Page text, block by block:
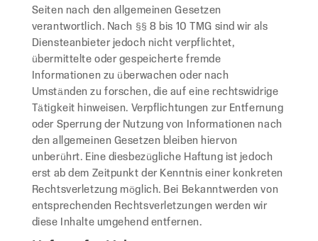
Seiten nach den allgemeinen Gesetzen
verantwortlich. Nach §§ 8 bis 10 TMG sind wir als
Diensteanbieter jedoch nicht verpflichtet,
übermittelte oder gespeicherte fremde
Informationen zu überwachen oder nach
Umständen zu forschen, die auf eine rechtswidrige
Tätigkeit hinweisen. Verpflichtungen zur Entfernung
oder Sperrung der Nutzung von Informationen nach
den allgemeinen Gesetzen bleiben hiervon
unberührt. Eine diesbezügliche Haftung ist jedoch
erst ab dem Zeitpunkt der Kenntnis einer konkreten
Rechtsverletzung möglich. Bei Bekanntwerden von
entsprechenden Rechtsverletzungen werden wir
diese Inhalte umgehend entfernen.